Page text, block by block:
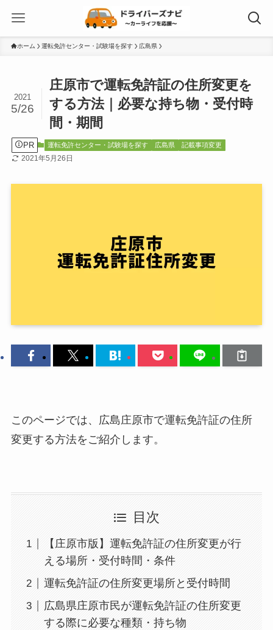
ホーム 運転免許センター・試験場を探す 広島県
庄原市で運転免許証の住所変更を
する方法｜必要な持ち物・受付時
間・期間
2021
5/26
PR 運転免許センター・試験場を探す 広島県 記載事項変更
2021年5月26日
このページでは、広島庄原市で運転免許証の住所
変更する方法をご紹介します。
目次
【庄原市版】運転免許証の住所変更が行
える場所・受付時間・条件
運転免許証の住所変更場所と受付時間
広島県庄原市民が運転免許証の住所変更
する際に必要な種類・持ち物